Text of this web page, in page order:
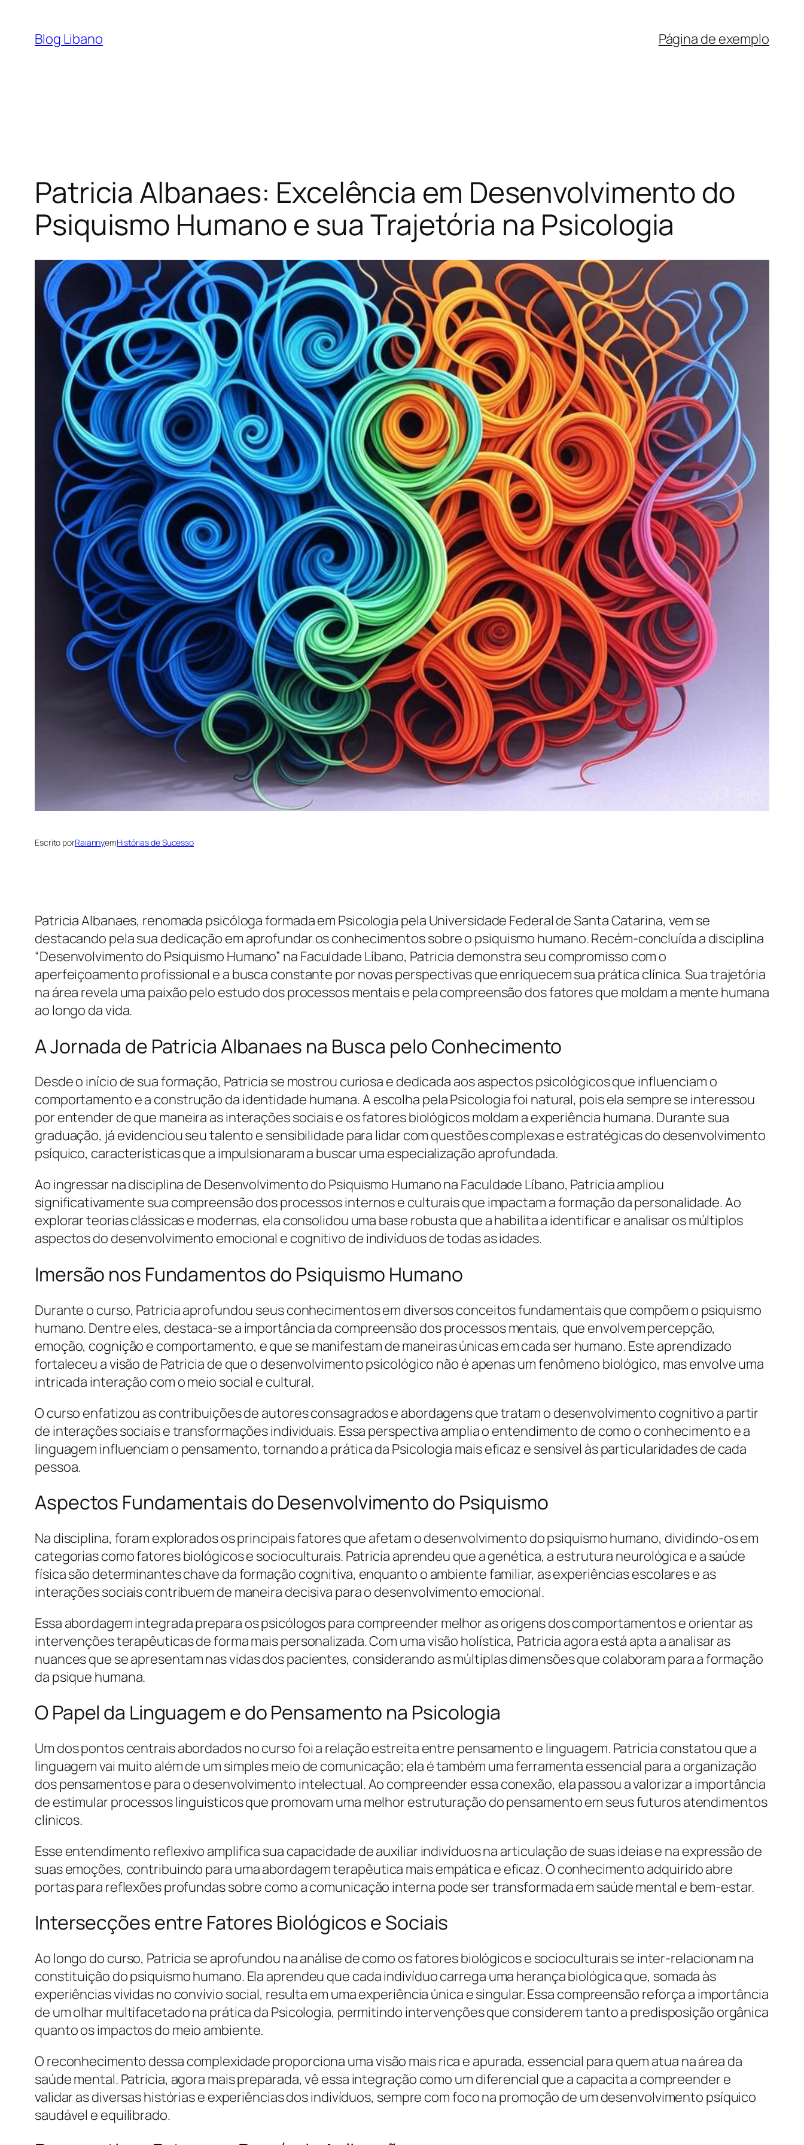
Blog Libano Página de exemplo
Patricia Albanaes: Excelência em Desenvolvimento do
Psiquismo Humano e sua Trajetória na Psicologia
Escrito porRaiannyemHistórias de Sucesso
Patricia Albanaes, renomada psicóloga formada em Psicologia pela Universidade Federal de Santa Catarina, vem se
destacando pela sua dedicação em aprofundar os conhecimentos sobre o psiquismo humano. Recém-concluída a disciplina
“Desenvolvimento do Psiquismo Humano” na Faculdade Líbano, Patricia demonstra seu compromisso com o
aperfeiçoamento profissional e a busca constante por novas perspectivas que enriquecem sua prática clínica. Sua trajetória
na área revela uma paixão pelo estudo dos processos mentais e pela compreensão dos fatores que moldam a mente humana
ao longo da vida.
A Jornada de Patricia Albanaes na Busca pelo Conhecimento
Desde o início de sua formação, Patricia se mostrou curiosa e dedicada aos aspectos psicológicos que influenciam o
comportamento e a construção da identidade humana. A escolha pela Psicologia foi natural, pois ela sempre se interessou
por entender de que maneira as interações sociais e os fatores biológicos moldam a experiência humana. Durante sua
graduação, já evidenciou seu talento e sensibilidade para lidar com questões complexas e estratégicas do desenvolvimento
psíquico, características que a impulsionaram a buscar uma especialização aprofundada.
Ao ingressar na disciplina de Desenvolvimento do Psiquismo Humano na Faculdade Líbano, Patricia ampliou
significativamente sua compreensão dos processos internos e culturais que impactam a formação da personalidade. Ao
explorar teorias clássicas e modernas, ela consolidou uma base robusta que a habilita a identificar e analisar os múltiplos
aspectos do desenvolvimento emocional e cognitivo de indivíduos de todas as idades.
Imersão nos Fundamentos do Psiquismo Humano
Durante o curso, Patricia aprofundou seus conhecimentos em diversos conceitos fundamentais que compõem o psiquismo
humano. Dentre eles, destaca-se a importância da compreensão dos processos mentais, que envolvem percepção,
emoção, cognição e comportamento, e que se manifestam de maneiras únicas em cada ser humano. Este aprendizado
fortaleceu a visão de Patricia de que o desenvolvimento psicológico não é apenas um fenômeno biológico, mas envolve uma
intricada interação com o meio social e cultural.
O curso enfatizou as contribuições de autores consagrados e abordagens que tratam o desenvolvimento cognitivo a partir
de interações sociais e transformações individuais. Essa perspectiva amplia o entendimento de como o conhecimento e a
linguagem influenciam o pensamento, tornando a prática da Psicologia mais eficaz e sensível às particularidades de cada
pessoa.
Aspectos Fundamentais do Desenvolvimento do Psiquismo
Na disciplina, foram explorados os principais fatores que afetam o desenvolvimento do psiquismo humano, dividindo-os em
categorias como fatores biológicos e socioculturais. Patricia aprendeu que a genética, a estrutura neurológica e a saúde
física são determinantes chave da formação cognitiva, enquanto o ambiente familiar, as experiências escolares e as
interações sociais contribuem de maneira decisiva para o desenvolvimento emocional.
Essa abordagem integrada prepara os psicólogos para compreender melhor as origens dos comportamentos e orientar as
intervenções terapêuticas de forma mais personalizada. Com uma visão holística, Patricia agora está apta a analisar as
nuances que se apresentam nas vidas dos pacientes, considerando as múltiplas dimensões que colaboram para a formação
da psique humana.
O Papel da Linguagem e do Pensamento na Psicologia
Um dos pontos centrais abordados no curso foi a relação estreita entre pensamento e linguagem. Patricia constatou que a
linguagem vai muito além de um simples meio de comunicação; ela é também uma ferramenta essencial para a organização
dos pensamentos e para o desenvolvimento intelectual. Ao compreender essa conexão, ela passou a valorizar a importância
de estimular processos linguísticos que promovam uma melhor estruturação do pensamento em seus futuros atendimentos
clínicos.
Esse entendimento reflexivo amplifica sua capacidade de auxiliar indivíduos na articulação de suas ideias e na expressão de
suas emoções, contribuindo para uma abordagem terapêutica mais empática e eficaz. O conhecimento adquirido abre
portas para reflexões profundas sobre como a comunicação interna pode ser transformada em saúde mental e bem-estar.
Intersecções entre Fatores Biológicos e Sociais
Ao longo do curso, Patricia se aprofundou na análise de como os fatores biológicos e socioculturais se inter-relacionam na
constituição do psiquismo humano. Ela aprendeu que cada indivíduo carrega uma herança biológica que, somada às
experiências vividas no convívio social, resulta em uma experiência única e singular. Essa compreensão reforça a importância
de um olhar multifacetado na prática da Psicologia, permitindo intervenções que considerem tanto a predisposição orgânica
quanto os impactos do meio ambiente.
O reconhecimento dessa complexidade proporciona uma visão mais rica e apurada, essencial para quem atua na área da
saúde mental. Patricia, agora mais preparada, vê essa integração como um diferencial que a capacita a compreender e
validar as diversas histórias e experiências dos indivíduos, sempre com foco na promoção de um desenvolvimento psíquico
saudável e equilibrado.